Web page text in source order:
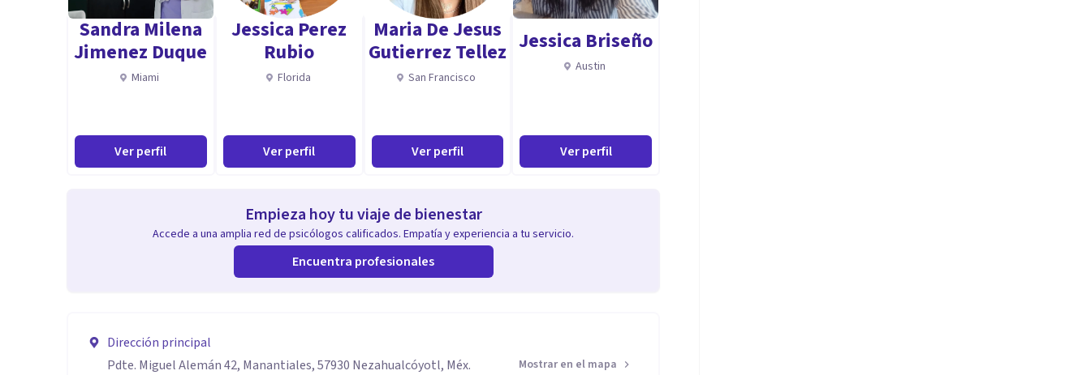
Sandra Milena
Jimenez Duque
Miami
Ver perfil
Jessica Perez
Rubio
Florida
Ver perfil
Maria De Jesus
Gutierrez Tellez
San Francisco
Ver perfil
Jessica Briseño
Austin
Ver perfil
Empieza hoy tu viaje de bienestar
Accede a una amplia red de psicólogos calificados. Empatía y experiencia a tu servicio.
Encuentra profesionales
Dirección principal
Pdte. Miguel Alemán 42, Manantiales, 57930 Nezahualcóyotl, Méx.
Mostrar en el mapa